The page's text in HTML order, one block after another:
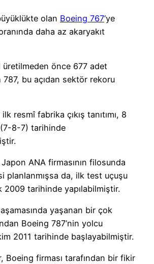
olan Boeing 767‘ye
daha az akaryakıt
üretilmeden önce 677 adet
bu açıdan sektör rekoru
resmî fabrika çıkış tanıtımı, 8
8-7) tarihinde
Japon ANA firmasının filosunda
planlanmışsa da, ilk test uçuşu
2009 tarihinde yapılabilmiştir.
yaşanan bir çok
Boeing 787’nin yolcu
2011 tarihinde başlayabilmiştir.
Boeing firması tarafından bir fikir